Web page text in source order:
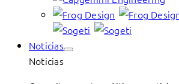
Noticias
Noticias